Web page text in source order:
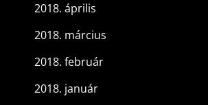
2018. április
2018. március
2018. február
2018. január